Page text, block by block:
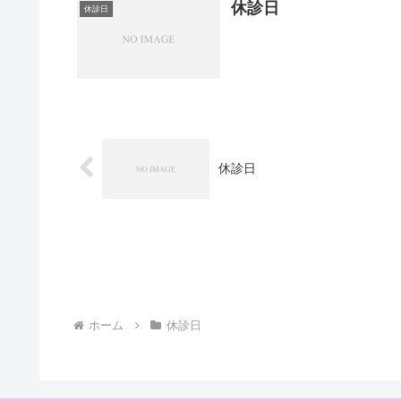
休診日 休診日
休診日
ホーム 休診日